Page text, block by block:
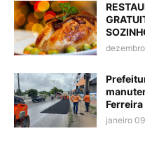
Ferreira
janeiro